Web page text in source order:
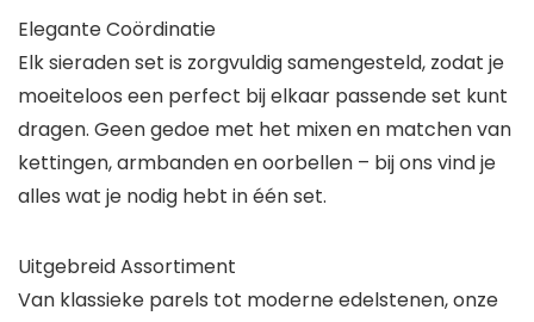
Elegante Coördinatie
Elk sieraden set is zorgvuldig samengesteld, zodat je
moeiteloos een perfect bij elkaar passende set kunt
dragen. Geen gedoe met het mixen en matchen van
kettingen, armbanden en oorbellen – bij ons vind je
alles wat je nodig hebt in één set.
Uitgebreid Assortiment
Van klassieke parels tot moderne edelstenen, onze